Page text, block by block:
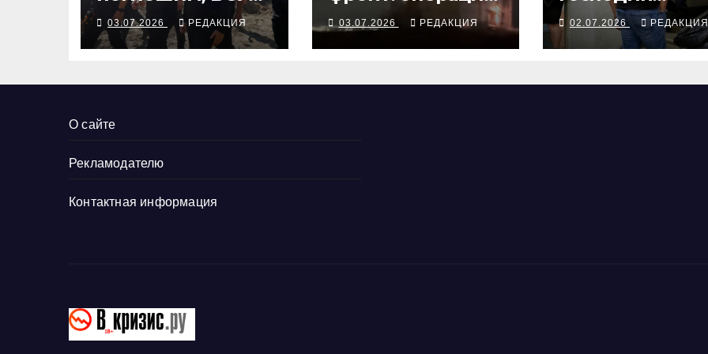
отвечают
ударами на
террор
03.07.2026 РЕДАКЦИЯ
в Махачкале
03.07.2026 РЕДАКЦИЯ
Сентемов
получил
условный срок
02.07.2026 РЕДАКЦИЯ
О сайте
Рекламодателю
Контактная информация